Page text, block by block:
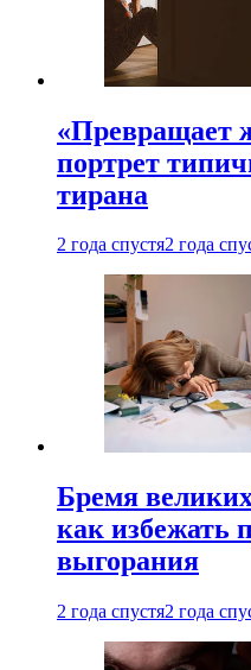
«Превращает
портрет
тирана
2 года спустя2 года
Бремя
как избежать
выгорания
2 года спустя2 года